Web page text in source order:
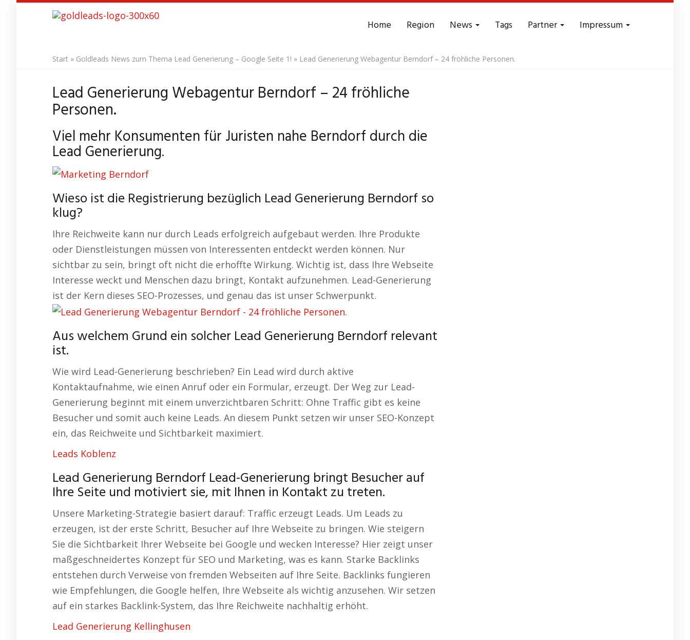
Home Region News Tags Partner Impressum
Start » Goldleads News zum Thema Lead Generierung – Google Seite 1! » Lead Generierung Webagentur Berndorf – 24 fröhliche Personen.
Lead Generierung Webagentur Berndorf – 24 fröhliche
Personen.
Viel mehr Konsumenten für Juristen nahe Berndorf durch die
Lead Generierung.
Wieso ist die Registrierung bezüglich Lead Generierung Berndorf so
klug?
Ihre Reichweite kann nur durch Leads erfolgreich aufgebaut werden. Ihre Produkte
oder Dienstleistungen müssen von Interessenten entdeckt werden können. Nur
sichtbar zu sein, bringt oft nicht die erhoffte Wirkung. Wichtig ist, dass Ihre Webseite
Interesse weckt und Menschen dazu bringt, Kontakt aufzunehmen. Lead-Generierung
ist der Kern dieses SEO-Prozesses, und genau das ist unser Schwerpunkt.
Aus welchem Grund ein solcher Lead Generierung Berndorf relevant
ist.
Wie wird Lead-Generierung beschrieben? Ein Lead wird durch aktive
Kontaktaufnahme, wie einen Anruf oder ein Formular, erzeugt. Der Weg zur Lead-
Generierung beginnt mit einem unverzichtbaren Schritt: Ohne Traffic gibt es keine
Besucher und somit auch keine Leads. An diesem Punkt setzen wir unser SEO-Konzept
ein, das Reichweite und Sichtbarkeit maximiert.
Leads Koblenz
Lead Generierung Berndorf Lead-Generierung bringt Besucher auf
Ihre Seite und motiviert sie, mit Ihnen in Kontakt zu treten.
Unsere Marketing-Strategie basiert darauf: Traffic erzeugt Leads. Um Leads zu
erzeugen, ist der erste Schritt, Besucher auf Ihre Webseite zu bringen. Wie steigern
Sie die Sichtbarkeit Ihrer Webseite bei Google und wecken Interesse? Hier zeigt unser
maßgeschneidertes Konzept für SEO und Marketing, was es kann. Starke Backlinks
entstehen durch Verweise von fremden Webseiten auf Ihre Seite. Backlinks fungieren
wie Empfehlungen, die Google helfen, Ihre Webseite als wichtig anzusehen. Wir setzen
auf ein starkes Backlink-System, das Ihre Reichweite nachhaltig erhöht.
Lead Generierung Kellinghusen